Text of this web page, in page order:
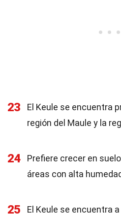
23
El Keule se encuentra
región del Maule y la
24
Prefiere crecer en
áreas con alta
25
El Keule se encuentra